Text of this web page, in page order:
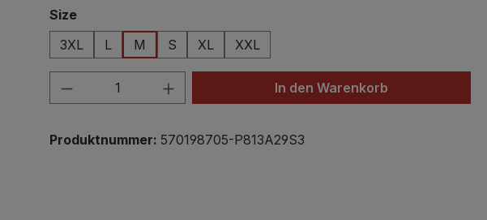
Sizeauswählen
3XL
L M S XL XXL
Produkt Anzahl: Gib den gewünschten Wert
In den Warenkorb
Produktnummer: 570198705-P813A29S3